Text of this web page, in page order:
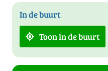
In de buurt
Toon in de buurt